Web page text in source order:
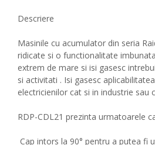
Descriere
Masinile cu acumulator din seria
ridicate si o functionalitate
extrem de mare si isi gasesc
si activitati . Isi gasesc
electricienilor cat si in industrie sau
RDP-CDL21 prezinta urmatoarele
Cap intors la 90° pentru a putea fi